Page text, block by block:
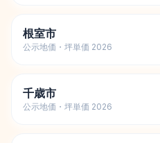
根室市
公示地価・坪単価 2026
千歳市
公示地価・坪単価 2026